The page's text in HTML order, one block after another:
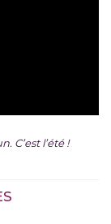
C’est l’été !